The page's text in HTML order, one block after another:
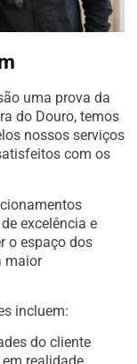
uma prova da
do Douro, temos
nossos serviços
com os
excelência e
o espaço dos
maior
incluem:
do cliente